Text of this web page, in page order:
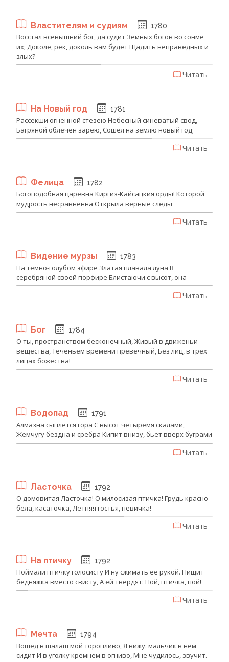
Властителям и судиям 1780
Восстал всевышний бог, да судит Земных богов во сонме
их; Доколе, рек, доколь вам будет Щадить неправедных и
злых?
Читать
На Новый год 1781
Рассекши огненной стезею Небесный синеватый свод,
Багряной облечен зарею, Сошел на землю новый год;
Читать
Фелица 1782
Богоподобная царевна Киргиз-Кайсацкия орды! Которой
мудрость несравненна Открыла верные следы
Читать
Видение мурзы 1783
На темно-голубом эфире Златая плавала луна В
серебряной своей порфире Блистаючи с высот, она
Читать
Бог 1784
О ты, пространством бесконечный, Живый в движеньи
вещества, Теченьем времени превечный, Без лиц, в трех
лицах божества!
Читать
Водопад 1791
Алмазна сыплется гора С высот четыремя скалами,
Жемчугу бездна и сребра Кипит внизу, бьет вверх буграми
Читать
Ласточка 1792
О домовитая Ласточка! О милосизая птичка! Грудь красно-
бела, касаточка, Летняя гостья, певичка!
Читать
На птичку 1792
Поймали птичку голосисту И ну сжимать ее рукой. Пищит
бедняжка вместо свисту, А ей твердят: Пой, птичка, пой!
Читать
Мечта 1794
Вошед в шалаш мой торопливо, Я вижу: мальчик в нем
сидит И в уголку кремнем в огниво, Мне чудилось, звучит.